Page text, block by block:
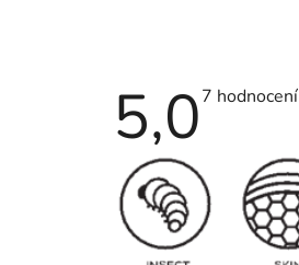
5,0Průměrné
z
5
hvězdiček.
7 hodnocení